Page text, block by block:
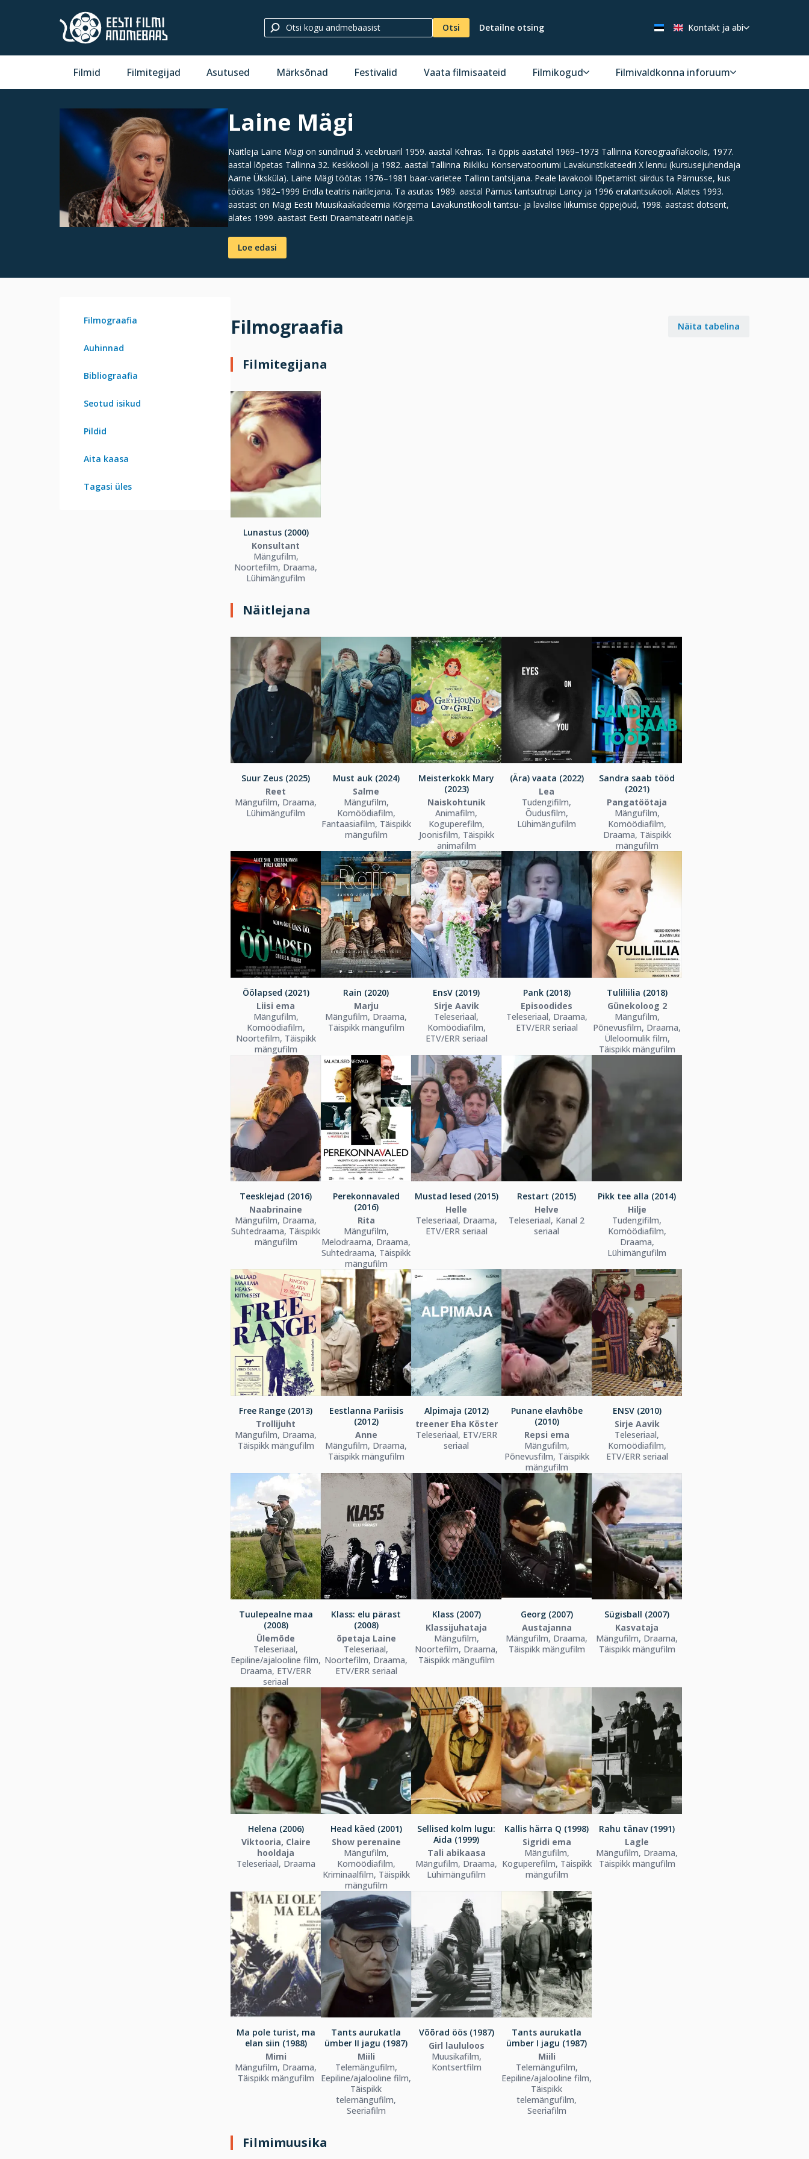
Otsi Detailne otsing Kontakt ja abi
Filmid Filmitegijad Asutused Märksõnad Festivalid Vaata filmisaateid Filmikogud Filmivaldkonna inforuum
Laine Mägi
Näitleja Laine Mägi on sündinud 3. veebruaril 1959. aastal Kehras. Ta õppis aastatel 1969–1973 Tallinna Koreograafiakoolis, 1977.
aastal lõpetas Tallinna 32. Keskkooli ja 1982. aastal Tallinna Riikliku Konservatooriumi Lavakunstikateedri X lennu (kursusejuhendaja
Aarne Üksküla). Laine Mägi töötas 1976–1981 baar-varietee Tallinn tantsijana. Peale lavakooli lõpetamist siirdus ta Pärnusse, kus
töötas 1982–1999 Endla teatris näitlejana. Ta asutas 1989. aastal Pärnus tantsutrupi Lancy ja 1996 eratantsukooli. Alates 1993.
aastast on Mägi Eesti Muusikaakadeemia Kõrgema Lavakunstikooli tantsu- ja lavalise liikumise õppejõud, 1998. aastast dotsent,
alates 1999. aastast Eesti Draamateatri näitleja.
Loe edasi
Filmograafia
Auhinnad
Bibliograafia
Seotud isikud
Pildid
Aita kaasa
Tagasi üles
Filmograafia Näita tabelina
Filmitegijana
Lunastus (2000)
Konsultant
Mängufilm,
Noortefilm, Draama,
Lühimängufilm
Näitlejana
Suur Zeus (2025)
Reet
Mängufilm, Draama,
Lühimängufilm
Must auk (2024)
Salme
Mängufilm,
Komöödiafilm,
Fantaasiafilm, Täispikk
mängufilm
Meisterkokk Mary
(2023)
Naiskohtunik
Animafilm,
Koguperefilm,
Joonisfilm, Täispikk
animafilm
(Ära) vaata (2022)
Lea
Tudengifilm,
Õudusfilm,
Lühimängufilm
Sandra saab tööd
(2021)
Pangatöötaja
Mängufilm,
Komöödiafilm,
Draama, Täispikk
mängufilm
Öölapsed (2021)
Liisi ema
Mängufilm,
Komöödiafilm,
Noortefilm, Täispikk
mängufilm
Rain (2020)
Marju
Mängufilm, Draama,
Täispikk mängufilm
EnsV (2019)
Sirje Aavik
Teleseriaal,
Komöödiafilm,
ETV/ERR seriaal
Pank (2018)
Episoodides
Teleseriaal, Draama,
ETV/ERR seriaal
Tuliliilia (2018)
Günekoloog 2
Mängufilm,
Põnevusfilm, Draama,
Üleloomulik film,
Täispikk mängufilm
Teesklejad (2016)
Naabrinaine
Mängufilm, Draama,
Suhtedraama, Täispikk
mängufilm
Perekonnavaled
(2016)
Rita
Mängufilm,
Melodraama, Draama,
Suhtedraama, Täispikk
mängufilm
Mustad lesed (2015)
Helle
Teleseriaal, Draama,
ETV/ERR seriaal
Restart (2015)
Helve
Teleseriaal, Kanal 2
seriaal
Pikk tee alla (2014)
Hilje
Tudengifilm,
Komöödiafilm,
Draama,
Lühimängufilm
Free Range (2013)
Trollijuht
Mängufilm, Draama,
Täispikk mängufilm
Eestlanna Pariisis
(2012)
Anne
Mängufilm, Draama,
Täispikk mängufilm
Alpimaja (2012)
treener Eha Köster
Teleseriaal, ETV/ERR
seriaal
Punane elavhõbe
(2010)
Repsi ema
Mängufilm,
Põnevusfilm, Täispikk
mängufilm
ENSV (2010)
Sirje Aavik
Teleseriaal,
Komöödiafilm,
ETV/ERR seriaal
Tuulepealne maa
(2008)
Ülemõde
Teleseriaal,
Eepiline/ajalooline film,
Draama, ETV/ERR
seriaal
Klass: elu pärast
(2008)
õpetaja Laine
Teleseriaal,
Noortefilm, Draama,
ETV/ERR seriaal
Klass (2007)
Klassijuhataja
Mängufilm,
Noortefilm, Draama,
Täispikk mängufilm
Georg (2007)
Austajanna
Mängufilm, Draama,
Täispikk mängufilm
Sügisball (2007)
Kasvataja
Mängufilm, Draama,
Täispikk mängufilm
Helena (2006)
Viktooria, Claire
hooldaja
Teleseriaal, Draama
Head käed (2001)
Show perenaine
Mängufilm,
Komöödiafilm,
Kriminaalfilm, Täispikk
mängufilm
Sellised kolm lugu:
Aida (1999)
Tali abikaasa
Mängufilm, Draama,
Lühimängufilm
Kallis härra Q (1998)
Sigridi ema
Mängufilm,
Koguperefilm, Täispikk
mängufilm
Rahu tänav (1991)
Lagle
Mängufilm, Draama,
Täispikk mängufilm
Ma pole turist, ma
elan siin (1988)
Mimi
Mängufilm, Draama,
Täispikk mängufilm
Tants aurukatla
ümber II jagu (1987)
Miili
Telemängufilm,
Eepiline/ajalooline film,
Täispikk
telemängufilm,
Seeriafilm
Võõrad öös (1987)
Girl laululoos
Muusikafilm,
Kontsertfilm
Tants aurukatla
ümber I jagu (1987)
Miili
Telemängufilm,
Eepiline/ajalooline film,
Täispikk
telemängufilm,
Seeriafilm
Filmimuusika